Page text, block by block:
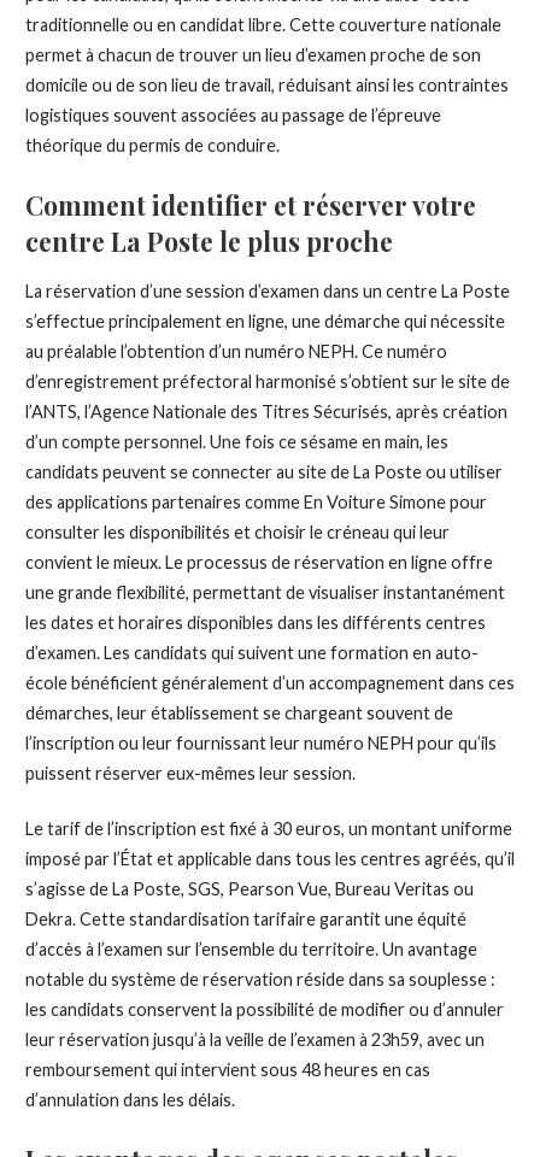
traditionnelle ou en candidat libre. Cette couverture nationale
permet à chacun de trouver un lieu d’examen proche de son
domicile ou de son lieu de travail, réduisant ainsi les contraintes
logistiques souvent associées au passage de l’épreuve
théorique du permis de conduire.
Comment identifier et réserver votre
centre La Poste le plus proche
La réservation d’une session d’examen dans un centre La Poste
s’effectue principalement en ligne, une démarche qui nécessite
au préalable l’obtention d’un numéro NEPH. Ce numéro
d’enregistrement préfectoral harmonisé s’obtient sur le site de
l’ANTS, l’Agence Nationale des Titres Sécurisés, après création
d’un compte personnel. Une fois ce sésame en main, les
candidats peuvent se connecter au site de La Poste ou utiliser
des applications partenaires comme En Voiture Simone pour
consulter les disponibilités et choisir le créneau qui leur
convient le mieux. Le processus de réservation en ligne offre
une grande flexibilité, permettant de visualiser instantanément
les dates et horaires disponibles dans les différents centres
d’examen. Les candidats qui suivent une formation en auto-
école bénéficient généralement d’un accompagnement dans ces
démarches, leur établissement se chargeant souvent de
l’inscription ou leur fournissant leur numéro NEPH pour qu’ils
puissent réserver eux-mêmes leur session.
Le tarif de l’inscription est fixé à 30 euros, un montant uniforme
imposé par l’État et applicable dans tous les centres agréés, qu’il
s’agisse de La Poste, SGS, Pearson Vue, Bureau Veritas ou
Dekra. Cette standardisation tarifaire garantit une équité
d’accès à l’examen sur l’ensemble du territoire. Un avantage
notable du système de réservation réside dans sa souplesse :
les candidats conservent la possibilité de modifier ou d’annuler
leur réservation jusqu’à la veille de l’examen à 23h59, avec un
remboursement qui intervient sous 48 heures en cas
d’annulation dans les délais.